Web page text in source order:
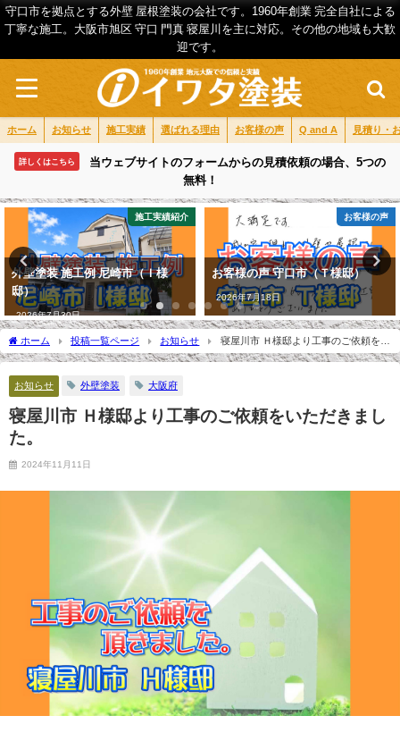
守口市を拠点とする外壁 屋根塗装の会社です。1960年創業 完全自社による
丁寧な施工。大阪市旭区 守口 門真 寝屋川を主に対応。その他の地域も大歓
迎です。
ホーム お知らせ 施工実績 選ばれる理由 お客様の声 Q and A 見積り・
詳しくはこちら
当ウェブサイトのフォームからの見積依頼の場合、5つの
無料！
施工実績紹介
外壁塗装 施工例 尼崎市（Ｉ様
邸）
2026年7月30日
お客様の声
お客様の声 守口市（Ｔ様邸）
2026年7月18日
ホーム 投稿一覧ページ お知らせ
寝屋川市 Ｈ様邸より工事のご依頼をい
ただきました。
お知らせ 外壁塗装 大阪府
寝屋川市 Ｈ様邸より工事のご依頼をいただきまし
た。
2024年11月11日